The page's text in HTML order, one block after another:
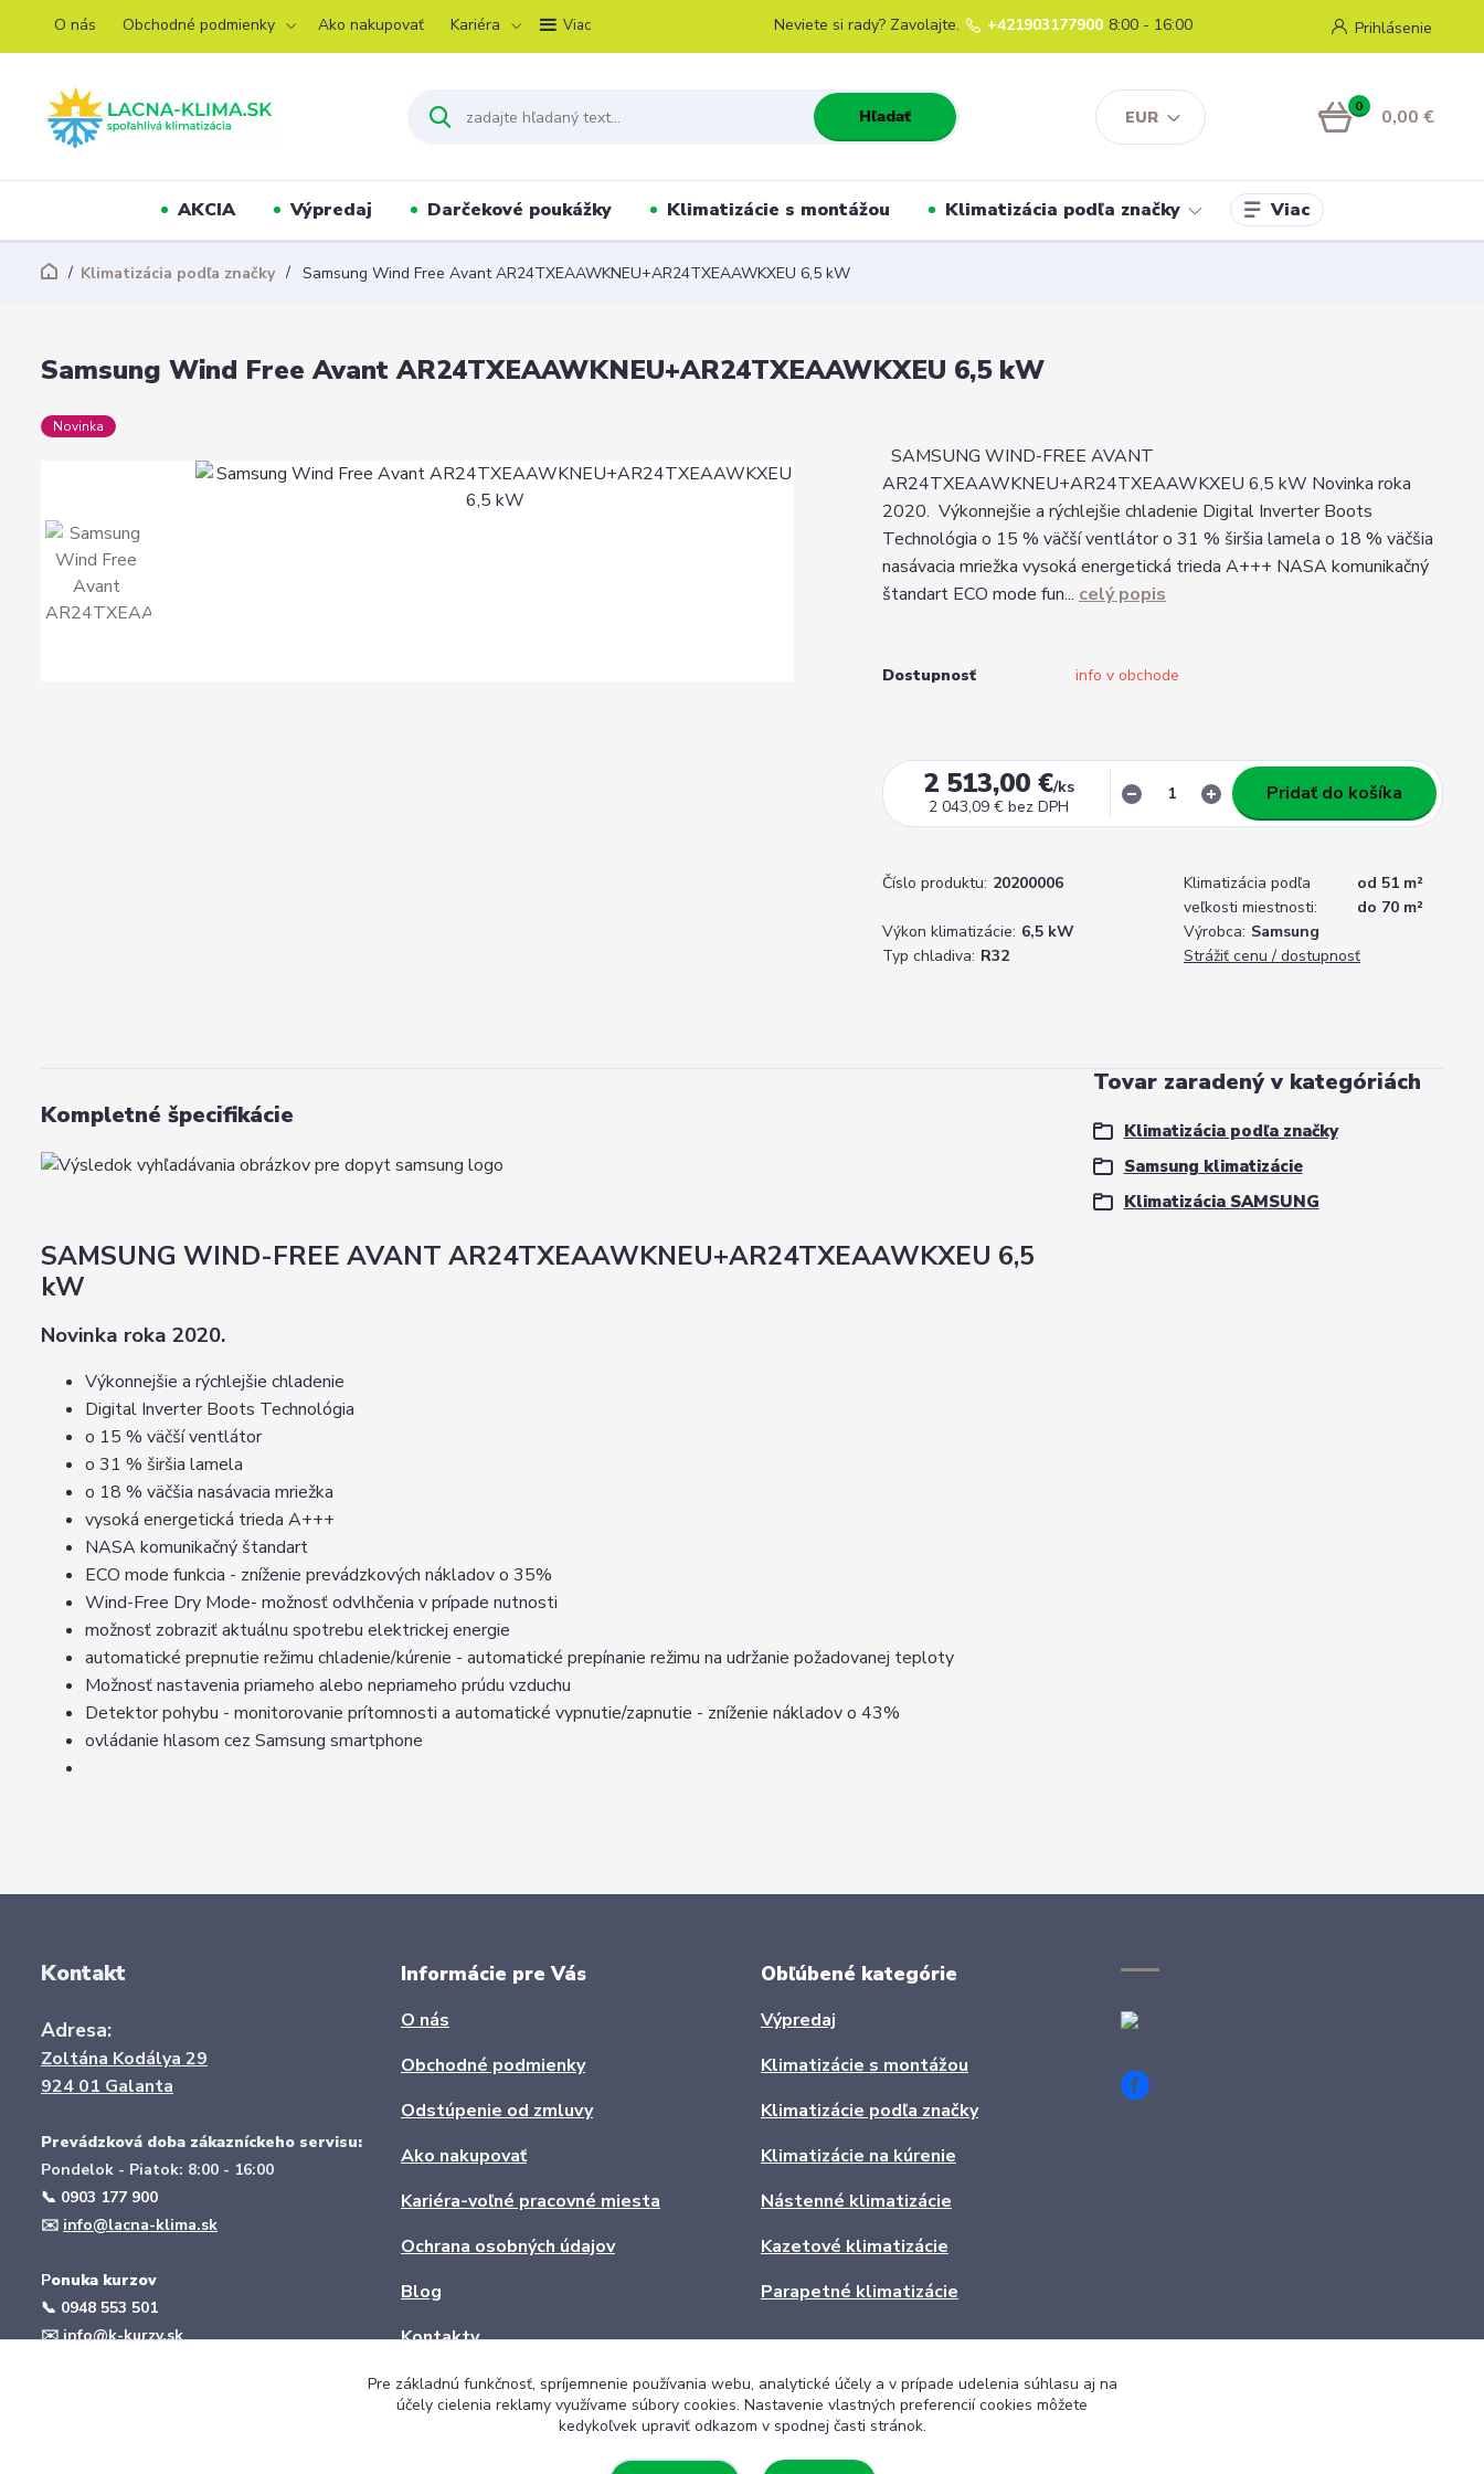
O nás Obchodné podmienky Ako nakupovať Kariéra Viac
EUR
Prihlásenie
Hľadať
Neviete si rady? Zavolajte. +421903177900 8:00 - 16:00
0 0,00 €
AKCIA Výpredaj Darčekové poukážky Klimatizácie s montážou Klimatizácia podľa značky Viac
Klimatizácia podľa značky Samsung Wind Free Avant AR24TXEAAWKNEU+AR24TXEAAWKXEU 6,5 kW
Samsung Wind Free Avant AR24TXEAAWKNEU+AR24TXEAAWKXEU 6,5 kW
Novinka
SAMSUNG WIND-FREE AVANT
AR24TXEAAWKNEU+AR24TXEAAWKXEU 6,5 kW Novinka roka
2020. Výkonnejšie a rýchlejšie chladenie Digital Inverter Boots
Technológia o 15 % väčší ventlátor o 31 % širšia lamela o 18 % väčšia
nasávacia mriežka vysoká energetická trieda A+++ NASA komunikačný
štandart ECO mode fun... celý popis
Dostupnosť info v obchode
2 513,00 €/ks
2 043,09 € bez DPH
Pridať do košíka
Číslo produktu: 20200006
Klimatizácia podľa
veľkosti miestnosti:
od 51 m²
do 70 m²
Výkon klimatizácie: 6,5 kW Výrobca: Samsung
Typ chladiva: R32 Strážiť cenu / dostupnosť
Kompletné špecifikácie
SAMSUNG WIND-FREE AVANT AR24TXEAAWKNEU+AR24TXEAAWKXEU 6,5
kW
Novinka roka 2020.
Výkonnejšie a rýchlejšie chladenie
Digital Inverter Boots Technológia
o 15 % väčší ventlátor
o 31 % širšia lamela
o 18 % väčšia nasávacia mriežka
vysoká energetická trieda A+++
NASA komunikačný štandart
ECO mode funkcia - zníženie prevádzkových nákladov o 35%
Wind-Free Dry Mode- možnosť odvlhčenia v prípade nutnosti
možnosť zobraziť aktuálnu spotrebu elektrickej energie
automatické prepnutie režimu chladenie/kúrenie - automatické prepínanie režimu na udržanie požadovanej teploty
Možnosť nastavenia priameho alebo nepriameho prúdu vzduchu
Detektor pohybu - monitorovanie prítomnosti a automatické vypnutie/zapnutie - zníženie nákladov o 43%
ovládanie hlasom cez Samsung smartphone
Tovar zaradený v kategóriách
Klimatizácia podľa značky
Samsung klimatizácie
Klimatizácia SAMSUNG
Kontakt
Adresa:
Zoltána Kodálya 29
924 01 Galanta
Prevádzková doba zákazníckeho servisu:
Pondelok - Piatok: 8:00 - 16:00
📞 0903 177 900
✉️ info@lacna-klima.sk
Ponuka kurzov
📞 0948 553 501
✉️info@k-kurzy.sk
Informácie pre Vás
O nás
Obchodné podmienky
Odstúpenie od zmluvy
Ako nakupovať
Kariéra-voľné pracovné miesta
Ochrana osobných údajov
Blog
Kontakty
Obľúbené kategórie
Výpredaj
Klimatizácie s montážou
Klimatizácie podľa značky
Klimatizácie na kúrenie
Nástenné klimatizácie
Kazetové klimatizácie
Parapetné klimatizácie
Pre základnú funkčnosť, spríjemnenie používania webu, analytické účely a v prípade udelenia súhlasu aj na
účely cielenia reklamy využívame súbory cookies. Nastavenie vlastných preferencií cookies môžete
kedykoľvek upraviť odkazom v spodnej časti stránok.